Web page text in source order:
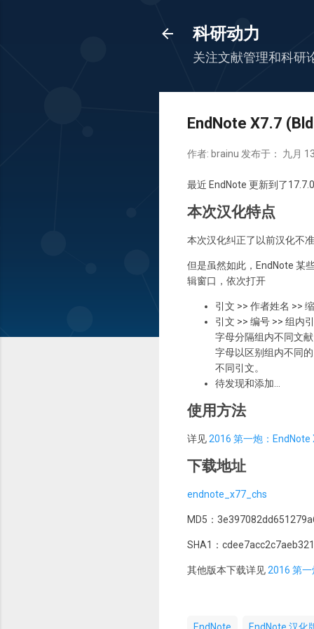
科研动力
关注文献管理和科研
EndNote X7.7
作者: brainu 发布于： 九月
最近 EndNote 更新到了
本次汉化特点
本次汉化纠正了以前汉化不
但是虽然如此，EndNote 某
辑窗口，依次打开
引文 >> 作者姓名 >>
引文 >> 编号 >> 组内
字母分隔组内不同文
字母以区别组内不同
不同引文。
待发现和添加...
使用方法
详见2016 第一炮：EndNote
下载地址
endnote_x77_chs
MD5：
SHA1：
其他版本下载详见2016 第
EndNote EndNote 汉化